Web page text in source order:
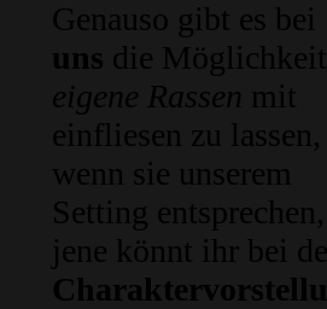
Genauso gibt es bei
uns die Möglichkeit
eigene Rassen mit
einfliesen zu lassen,
wenn sie unserem
Setting entsprechen,
jene könnt ihr bei